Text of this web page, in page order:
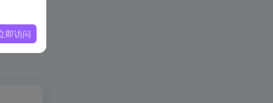
即访问